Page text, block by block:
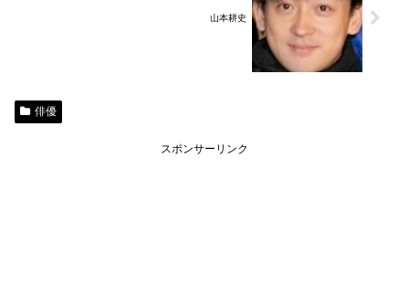
山本耕史
俳優
スポンサーリンク